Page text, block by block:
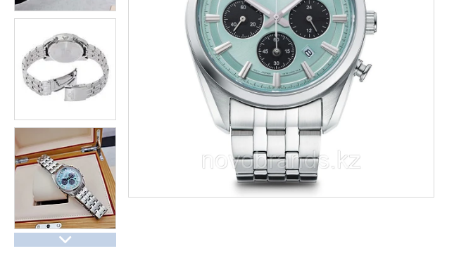
завод)
Casio спортивные часы
Будильники / настольные часы
Парные модели | СКИДКИ
Новости
Статьи